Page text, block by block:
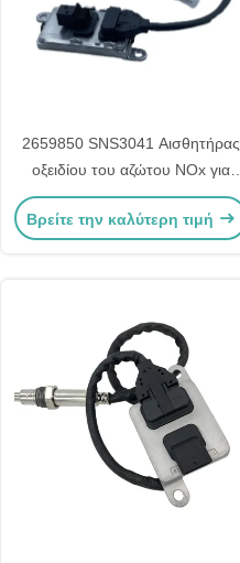
2659850 SNS3041 Αισθητήρας
οξειδίου του αζώτου NOx για
Scania Euro6
Βρείτε την καλύτερη τιμή